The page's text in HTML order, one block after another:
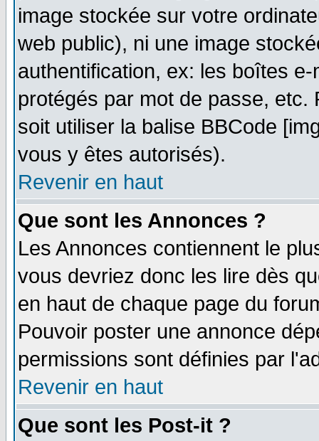
image stockée sur votre
web public), ni une image
authentification, ex: les boîtes
protégés par mot de passe,
soit utiliser la balise BBCode
vous y êtes autorisés).
Revenir en haut
Que sont les Annonces ?
Les Annonces contiennent le
vous devriez donc les lire dès
en haut de chaque page du
Pouvoir poster une annonce
permissions sont définies par
Revenir en haut
Que sont les Post-it ?